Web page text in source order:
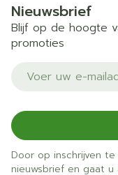
Nieuwsbrief
Blijf op de hoogte
promoties
E-mail adres
Door op inschrijven
nieuwsbrief en gaat